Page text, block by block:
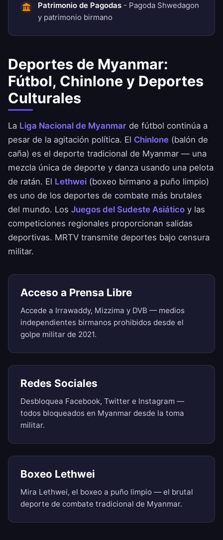
Patrimonio de Pagodas - Pagoda Shwedagon
y patrimonio birmano
Deportes de Myanmar:
Fútbol, Chinlone y Deportes
Culturales
La Liga Nacional de Myanmar de fútbol continúa a
pesar de la agitación política. El Chinlone (balón de
caña) es el deporte tradicional de Myanmar — una
mezcla única de deporte y danza usando una pelota
de ratán. El Lethwei (boxeo birmano a puño limpio)
es uno de los deportes de combate más brutales
del mundo. Los Juegos del Sudeste Asiático y las
competiciones regionales proporcionan salidas
deportivas. MRTV transmite deportes bajo censura
militar.
Acceso a Prensa Libre
Accede a Irrawaddy, Mizzima y DVB — medios
independientes birmanos prohibidos desde el
golpe militar de 2021.
Redes Sociales
Desbloquea Facebook, Twitter e Instagram —
todos bloqueados en Myanmar desde la toma
militar.
Boxeo Lethwei
Mira Lethwei, el boxeo a puño limpio — el brutal
deporte de combate tradicional de Myanmar.